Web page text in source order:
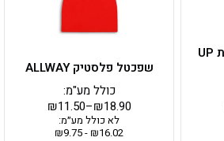
מברשת זויתן אלכסונית UP
שפכטל פלסטיק ALLWAY
₪11.50–₪18.90
כולל מע"מ:
לא כולל מע״מ:
₪16.02
-
₪9.75
האפשרויות